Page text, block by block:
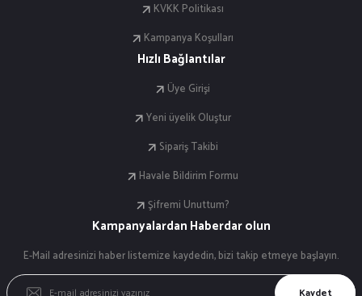
KVKK Politikası
Kampanya Koşulları
Hızlı Bağlantılar
Üye Girişi
Yeni üyelik Oluştur
Sipariş Takibi
Havale Bildirim Formu
Şifremi Unuttum?
Kampanyalardan Haberdar olun
E-Mail adresinizi haber listemize kaydedin, bizi takip etmeye başlayın.
Kaydet